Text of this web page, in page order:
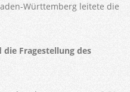
Württemberg leitete die
Fragestellung des